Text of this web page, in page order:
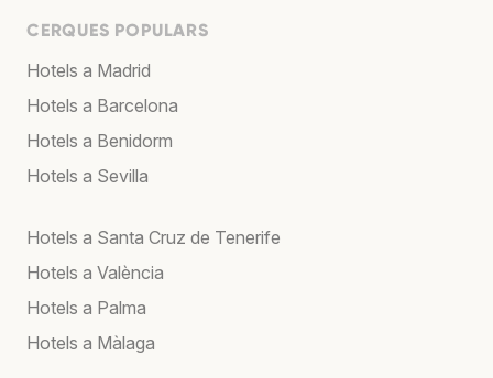
CERQUES POPULARS
Hotels a Madrid
Hotels a Barcelona
Hotels a Benidorm
Hotels a Sevilla
Hotels a Santa Cruz de Tenerife
Hotels a València
Hotels a Palma
Hotels a Màlaga